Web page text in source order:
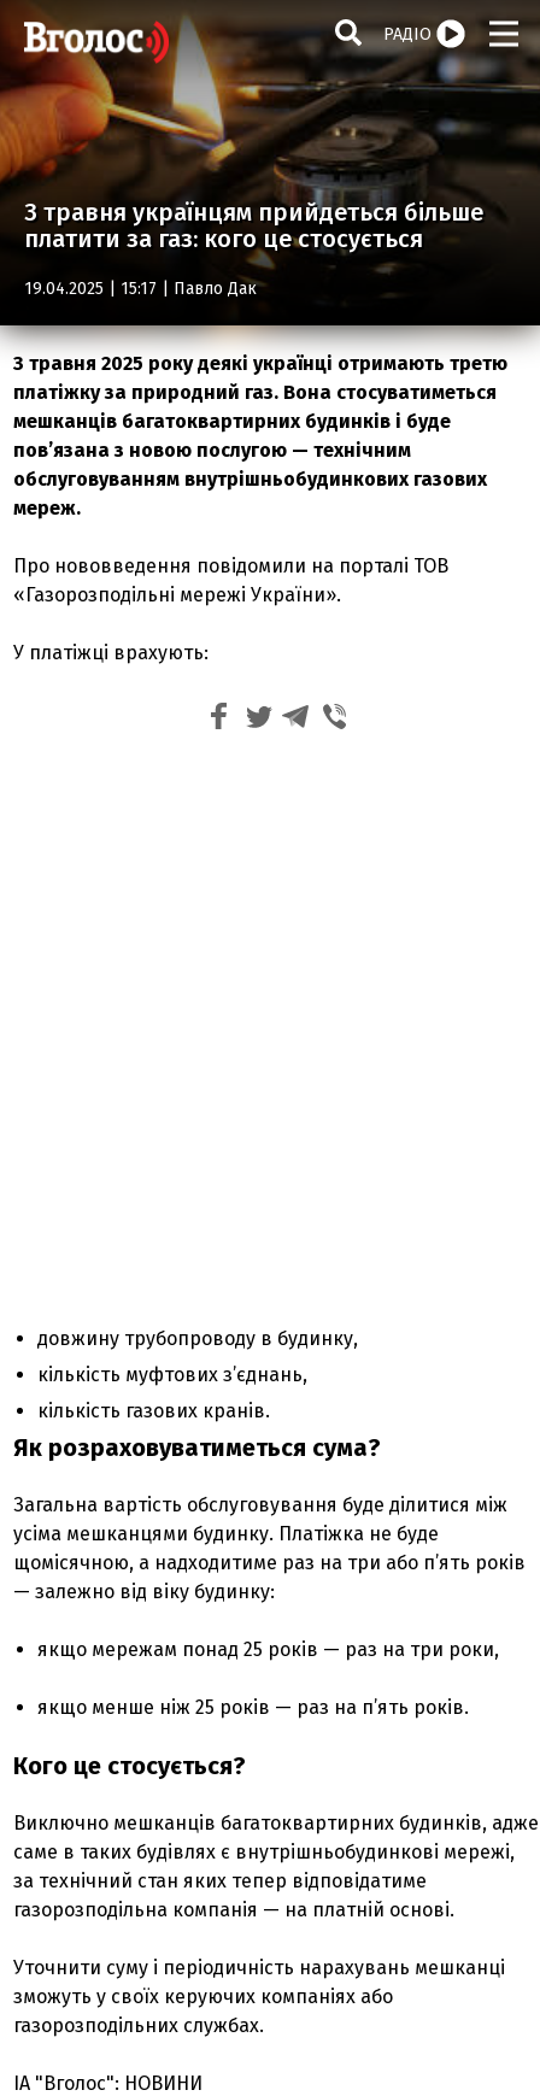
РАДІО
З травня українцям прийдеться більше
платити за газ: кого це стосується
19.04.2025 | 15:17 | Павло Дак
З травня 2025 року деякі українці отримають третю
платіжку за природний газ. Вона стосуватиметься
мешканців багатоквартирних будинків і буде
пов’язана з новою послугою — технічним
обслуговуванням внутрішньобудинкових газових
мереж.
Про нововведення повідомили на порталі ТОВ
«Газорозподільні мережі України».
У платіжці врахують:
довжину трубопроводу в будинку,
кількість муфтових з’єднань,
кількість газових кранів.
Як розраховуватиметься сума?
Загальна вартість обслуговування буде ділитися між
усіма мешканцями будинку. Платіжка не буде
щомісячною, а надходитиме раз на три або п’ять років
— залежно від віку будинку:
якщо мережам понад 25 років — раз на три роки,
якщо менше ніж 25 років — раз на п’ять років.
Кого це стосується?
Виключно мешканців багатоквартирних будинків, адже
саме в таких будівлях є внутрішньобудинкові мережі,
за технічний стан яких тепер відповідатиме
газорозподільна компанія — на платній основі.
Уточнити суму і періодичність нарахувань мешканці
зможуть у своїх керуючих компаніях або
газорозподільних службах.
ІА "Вголос": НОВИНИ